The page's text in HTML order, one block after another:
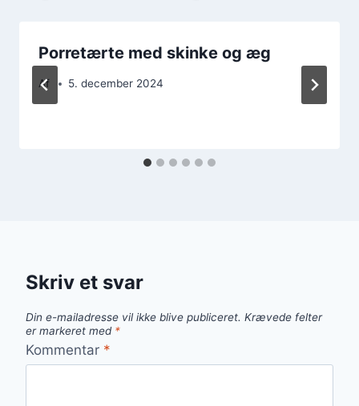
Porretærte med skinke og æg
Af 5. december 2024
Skriv et svar
Din e-mailadresse vil ikke blive publiceret. Krævede felter
er markeret med *
Kommentar *